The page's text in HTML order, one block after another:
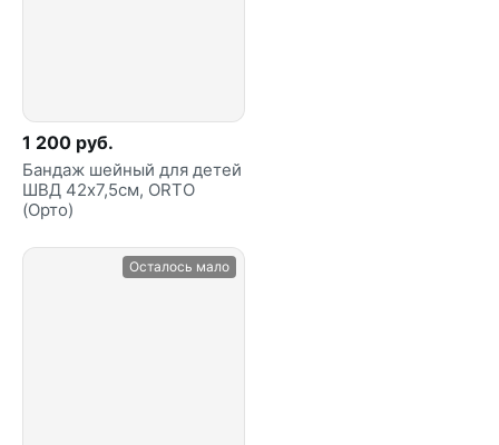
1 200 руб.
Бандаж шейный для детей
ШВД 42х7,5см, ORTO
(Орто)
Осталось мало